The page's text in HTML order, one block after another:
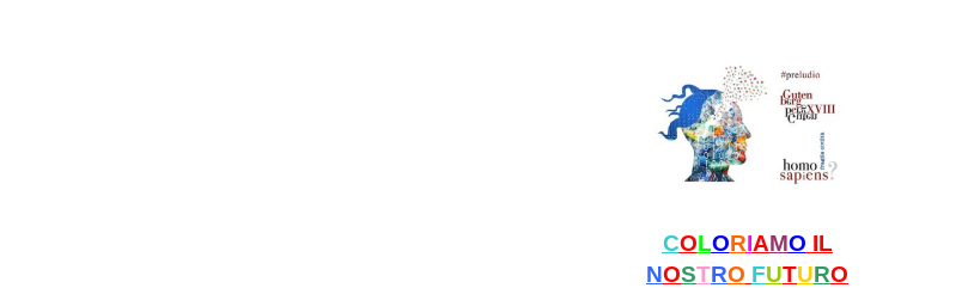
COLORIAMO IL
NOSTRO FUTURO